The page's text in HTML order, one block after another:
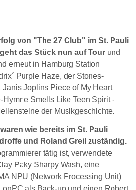
von "The 27 Club" im St. Pauli
das Stück nun auf Tour und
erneut in Hamburg Station
Purple Haze, der Stones-
Janis Joplins Piece of My Heart
Hymne Smells Like Teen Spirit -
der Musikgeschichte.
wie bereits im St. Pauli
und Roland Greil zuständig.
tätig ist, verwendete
Paky Sharpy Wash, eine
NPU (Network Processing Unit)
onPC als Back-up und einen Robert